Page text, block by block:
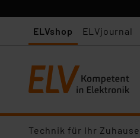
ELVshop ELVjournal
Technik für Ihr Zuhause